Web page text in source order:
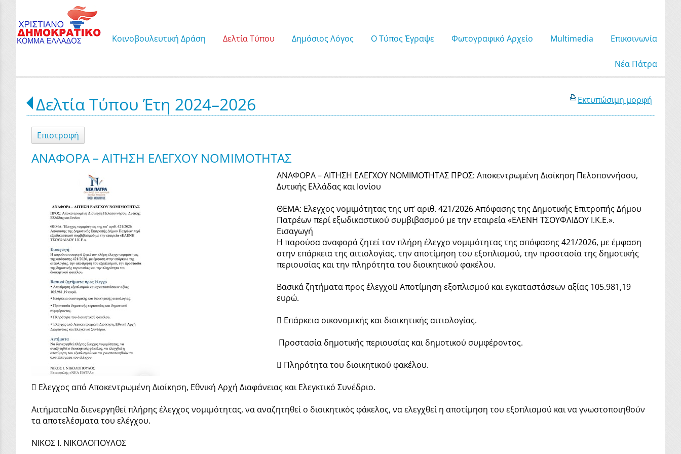
Κοινοβουλευτική Δράση Δελτία Τύπου Δημόσιος Λόγος Ο Τύπος Έγραψε Φωτογραφικό Αρχείο Μultimedia Επικοινωνία
Νέα Πάτρα
Εκτυπώσιμη μορφή
Δελτία Τύπου Έτη 2024–2026
Επιστροφή
ΑΝΑΦΟΡΑ – ΑΙΤΗΣΗ ΕΛΕΓΧΟΥ ΝΟΜΙΜΟΤΗΤΑΣ
ΑΝΑΦΟΡΑ – ΑΙΤΗΣΗ ΕΛΕΓΧΟΥ ΝΟΜΙΜΟΤΗΤΑΣ ΠΡΟΣ: Αποκεντρωμένη Διοίκηση Πελοποννήσου,
Δυτικής Ελλάδας και Ιονίου
ΘΕΜΑ: Ελεγχος νομιμότητας της υπ’ αριθ. 421/2026 Απόφασης της Δημοτικής Επιτροπής Δήμου
Πατρέων περί εξωδικαστικού συμβιβασμού με την εταιρεία «ΕΛΕΝΗ ΤΣΟΥΦΛΙΔΟΥ Ι.Κ.Ε.».
Εισαγωγή
Η παρούσα αναφορά ζητεί τον πλήρη έλεγχο νομιμότητας της απόφασης 421/2026, με έμφαση
στην επάρκεια της αιτιολογίας, την αποτίμηση του εξοπλισμού, την προστασία της δημοτικής
περιουσίας και την πληρότητα του διοικητικού φακέλου.
Βασικά ζητήματα προς έλεγχο Αποτίμηση εξοπλισμού και εγκαταστάσεων αξίας 105.981,19
ευρώ.
 Επάρκεια οικονομικής και διοικητικής αιτιολογίας.
Προστασία δημοτικής περιουσίας και δημοτικού συμφέροντος.
 Πληρότητα του διοικητικού φακέλου.
 Ελεγχος από Αποκεντρωμένη Διοίκηση, Εθνική Αρχή Διαφάνειας και Ελεγκτικό Συνέδριο.
ΑιτήματαΝα διενεργηθεί πλήρης έλεγχος νομιμότητας, να αναζητηθεί ο διοικητικός φάκελος, να ελεγχθεί η αποτίμηση του εξοπλισμού και να γνωστοποιηθούν
τα αποτελέσματα του ελέγχου.
ΝΙΚΟΣ Ι. ΝΙΚΟΛΟΠΟΥΛΟΣ